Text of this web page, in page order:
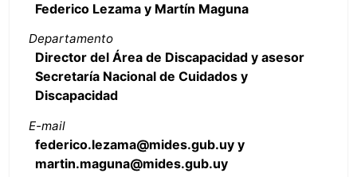
Federico Lezama y Martín Maguna
Departamento
Director del Área de Discapacidad y asesor
Secretaría Nacional de Cuidados y
Discapacidad
E-mail
federico.lezama@mides.gub.uy y
martin.maguna@mides.gub.uy